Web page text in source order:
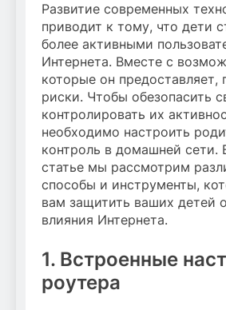
Развитие современных
приводит к тому, что дети
более активными
Интернета. Вместе с
которые он предоставляет,
риски. Чтобы обезопасить
контролировать их
необходимо настроить
контроль в домашней сети.
статье мы рассмотрим
способы и инструменты,
вам защитить ваших детей
влияния Интернета.
1. Встроенные
роутера